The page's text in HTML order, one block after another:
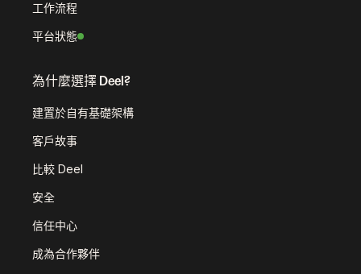
工作流程
平台狀態
為什麼選擇 Deel?
建置於自有基礎架構
客戶故事
比較 Deel
安全
信任中心
成為合作夥伴